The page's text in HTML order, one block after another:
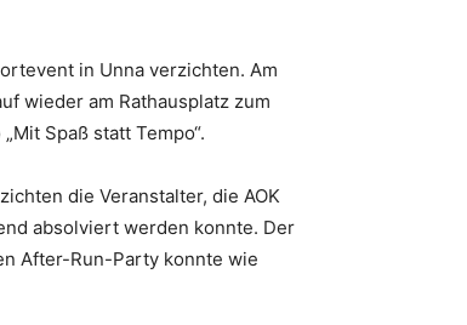
in Unna verzichten. Am
wieder am Rathausplatz zum
Spaß statt Tempo“.
die Veranstalter, die AOK
absolviert werden konnte. Der
After-Run-Party konnte wie